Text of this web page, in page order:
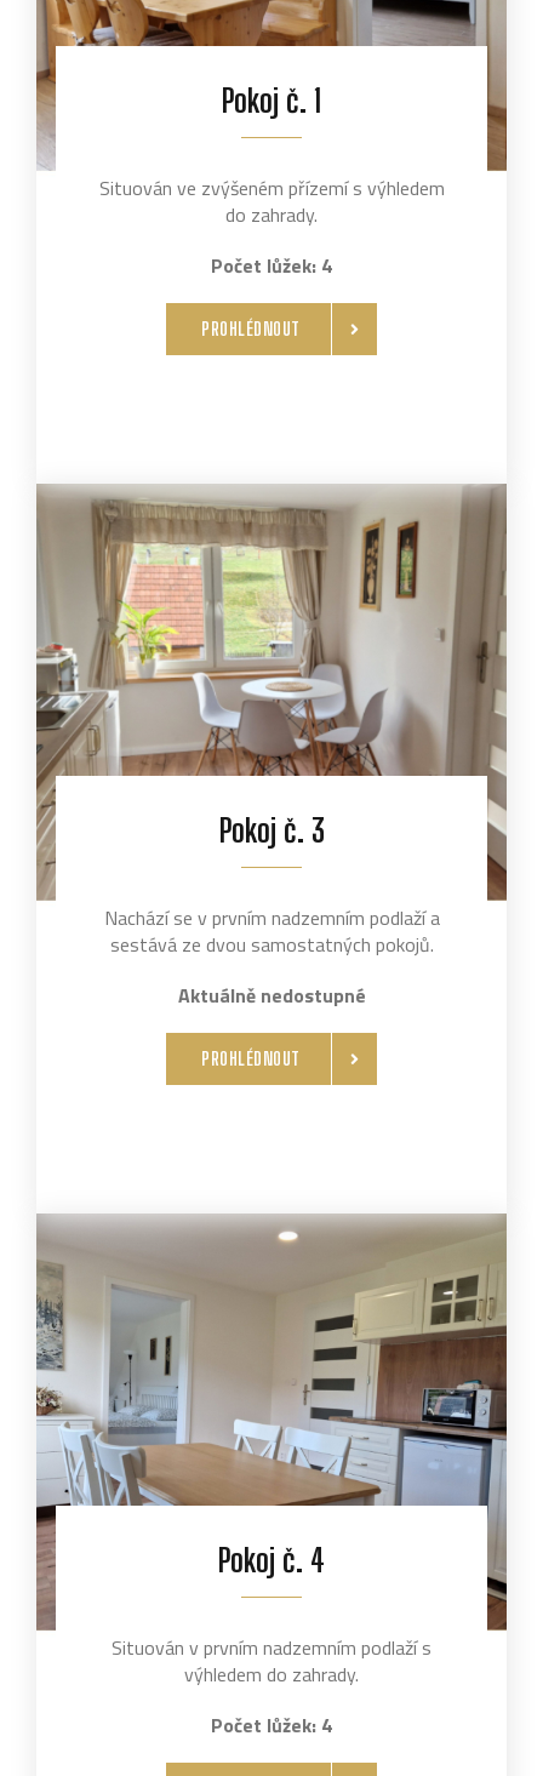
Pokoj č. 1
Situován ve zvýšeném přízemí s výhledem
do zahrady.
Počet lůžek: 4
PROHLÉDNOUT
Pokoj č. 3
Nachází se v prvním nadzemním podlaží a
sestává ze dvou samostatných pokojů.
Aktuálně nedostupné
PROHLÉDNOUT
Pokoj č. 4
Situován v prvním nadzemním podlaží s
výhledem do zahrady.
Počet lůžek: 4